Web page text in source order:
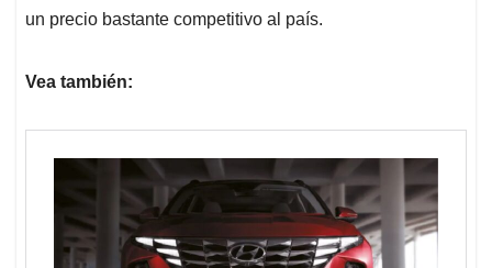
un precio bastante competitivo al país.
Vea también: